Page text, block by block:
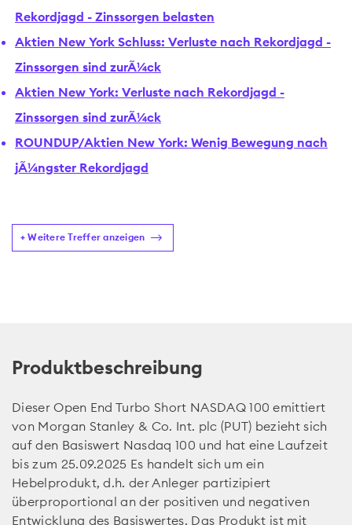
Rekordjagd - Zinssorgen belasten
Aktien New York Schluss: Verluste nach Rekordjagd -
Zinssorgen sind zurÃ¼ck
Aktien New York: Verluste nach Rekordjagd -
Zinssorgen sind zurÃ¼ck
ROUNDUP/Aktien New York: Wenig Bewegung nach
jÃ¼ngster Rekordjagd
+ Weitere Treffer anzeigen
Produktbeschreibung
Dieser Open End Turbo Short NASDAQ 100 emittiert
von Morgan Stanley & Co. Int. plc (PUT) bezieht sich
auf den Basiswert Nasdaq 100 und hat eine Laufzeit
bis zum 25.09.2025 Es handelt sich um ein
Hebelprodukt, d.h. der Anleger partizipiert
überproportional an der positiven und negativen
Entwicklung des Basiswertes. Das Produkt ist mit